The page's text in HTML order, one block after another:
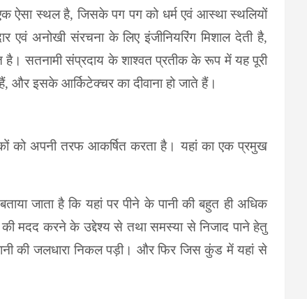
ऐसा स्थल है, जिसके पग पग को धर्म एवं आस्था स्थलियों
एवं अनोखी संरचना के लिए इंजीनियरिंग मिशाल देती है,
है। सतनामी संप्रदाय के शाश्वत प्रतीक के रूप में यह पूरी
इसके आर्किटेक्चर का दीवाना हो जाते हैं।
को अपनी तरफ आकर्षित करता है। यहां का एक प्रमुख
जाता है कि यहां पर पीने के पानी की बहुत ही अधिक
की मदद करने के उद्देश्य से तथा समस्या से निजाद पाने हेतु
की जलधारा निकल पड़ी। और फिर जिस कुंड में यहां से